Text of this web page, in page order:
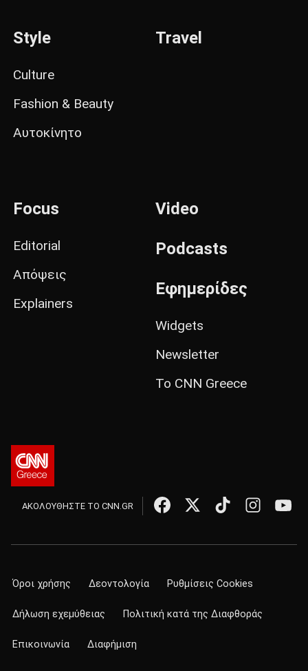
Style
Culture
Fashion & Beauty
Αυτοκίνητο
Travel
Focus
Editorial
Απόψεις
Explainers
Video
Podcasts
Εφημερίδες
Widgets
Newsletter
Το CNN Greece
ΑΚΟΛΟΥΘΗΣΤΕ ΤΟ CNN.GR
Όροι χρήσης Δεοντολογία Ρυθμίσεις Cookies
Δήλωση εχεμύθειας Πολιτική κατά της Διαφθοράς
Επικοινωνία Διαφήμιση